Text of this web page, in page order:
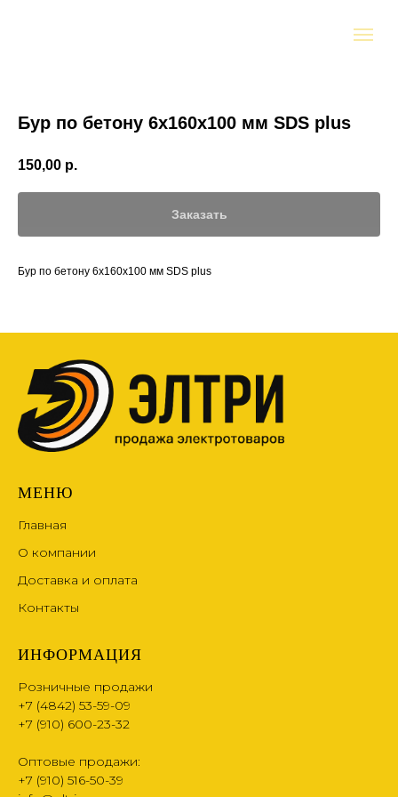
Бур по бетону 6x160х100 мм SDS plus
150,00 р.
Заказать
Бур по бетону 6x160х100 мм SDS plus
МЕНЮ
Главная
О компании
Доставка и оплата
Контакты
ИНФОРМАЦИЯ
Розничные продажи
+7 (4842) 53-59-09
+7 (910) 600-23-32
Оптовые продажи:
+7 (910) 516-50-39